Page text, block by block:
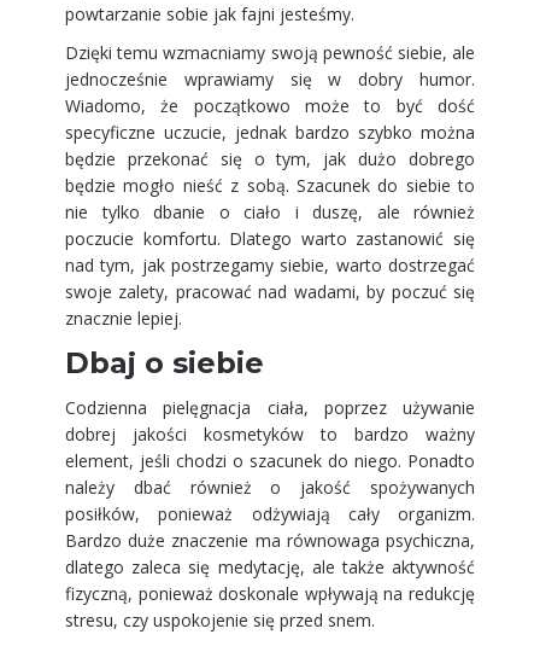
powtarzanie sobie jak fajni jesteśmy.
Dzięki temu wzmacniamy swoją pewność siebie, ale
jednocześnie wprawiamy się w dobry humor.
Wiadomo, że początkowo może to być dość
specyficzne uczucie, jednak bardzo szybko można
będzie przekonać się o tym, jak dużo dobrego
będzie mogło nieść z sobą. Szacunek do siebie to
nie tylko dbanie o ciało i duszę, ale również
poczucie komfortu. Dlatego warto zastanowić się
nad tym, jak postrzegamy siebie, warto dostrzegać
swoje zalety, pracować nad wadami, by poczuć się
znacznie lepiej.
Dbaj o siebie
Codzienna pielęgnacja ciała, poprzez używanie
dobrej jakości kosmetyków to bardzo ważny
element, jeśli chodzi o szacunek do niego. Ponadto
należy dbać również o jakość spożywanych
posiłków, ponieważ odżywiają cały organizm.
Bardzo duże znaczenie ma równowaga psychiczna,
dlatego zaleca się medytację, ale także aktywność
fizyczną, ponieważ doskonale wpływają na redukcję
stresu, czy uspokojenie się przed snem.